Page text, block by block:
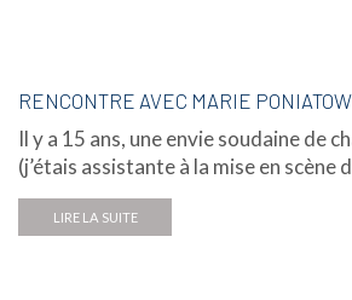
RENCONTRE AVEC MARIE
Il y a 15 ans, une envie soudaine de
(j’étais assistante à la mise en scène
LIRE LA SUITE